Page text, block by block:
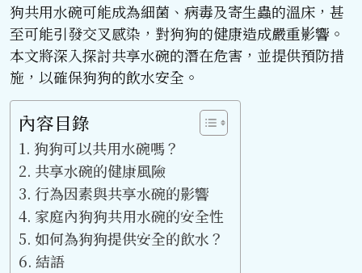
狗共用水碗可能成為細菌、病毒及寄生蟲的溫床，甚
至可能引發交叉感染，對狗狗的健康造成嚴重影響。
本文將深入探討共享水碗的潛在危害，並提供預防措
施，以確保狗狗的飲水安全。
內容目錄
狗狗可以共用水碗嗎？
共享水碗的健康風險
行為因素與共享水碗的影響
家庭內狗狗共用水碗的安全性
如何為狗狗提供安全的飲水？
結語